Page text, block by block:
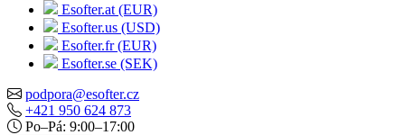
Esofter.at (EUR)
Esofter.us (USD)
Esofter.fr (EUR)
Esofter.se (SEK)
podpora@esofter.cz
+421 950 624 873
Po–Pá: 9:00–17:00